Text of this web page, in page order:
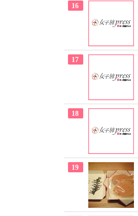
16
17
18
19